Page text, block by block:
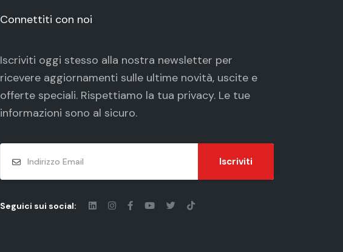
Connettiti con noi
Iscriviti oggi stesso alla nostra newsletter per
ricevere aggiornamenti sulle ultime novità, uscite e
offerte speciali. Rispettiamo la tua privacy. Le tue
informazioni sono al sicuro.
Iscriviti
Seguici sui social: